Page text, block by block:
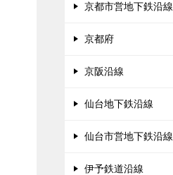
京都市営地下鉄沿線
京都府
京阪沿線
仙台地下鉄沿線
仙台市営地下鉄沿線
伊予鉄道沿線